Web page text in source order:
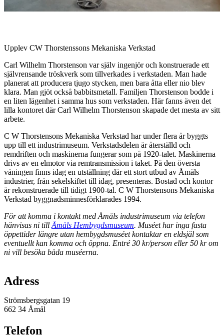
Upplev CW Thorstenssons Mekaniska Verkstad
Carl Wilhelm Thorstenson var själv ingenjör och konstruerade ett
självrensande tröskverk som tillverkades i verkstaden. Man hade
planerat att producera tjugo stycken, men bara åtta eller nio blev
klara. Man gjöt också babbitsmetall. Familjen Thorstenson bodde i
en liten lägenhet i samma hus som verkstaden. Här fanns även det
lilla kontoret där Carl Wilhelm Thorstenson skapade det mesta av sitt
arbete.
C W Thorstensons Mekaniska Verkstad har under flera år byggts
upp till ett industrimuseum. Verkstadsdelen är återställd och
remdriften och maskinerna fungerar som på 1920-talet. Maskinerna
drivs av en elmotor via remtransmission i taket. På den översta
våningen finns idag en utställning där ett stort utbud av Åmåls
industrier, från sekelskiftet till idag, presenteras. Bostad och kontor
är rekonstruerade till tidigt 1900-tal. C W Thorstensons Mekaniska
Verkstad byggnadsminnesförklarades 1994.
För att komma i kontakt med Åmåls industrimuseum via telefon
hänvisas ni till Åmåls Hembygdsmuseum. Muséet har inga fasta
öppettider längre utan hembygdsmuséet kontaktar en eldsjäl som
eventuellt kan komma och öppna. Entré 30 kr/person eller 50 kr om
ni vill besöka båda muséerna.
Adress
Strömsbergsgatan 19
662 34 Åmål
Telefon